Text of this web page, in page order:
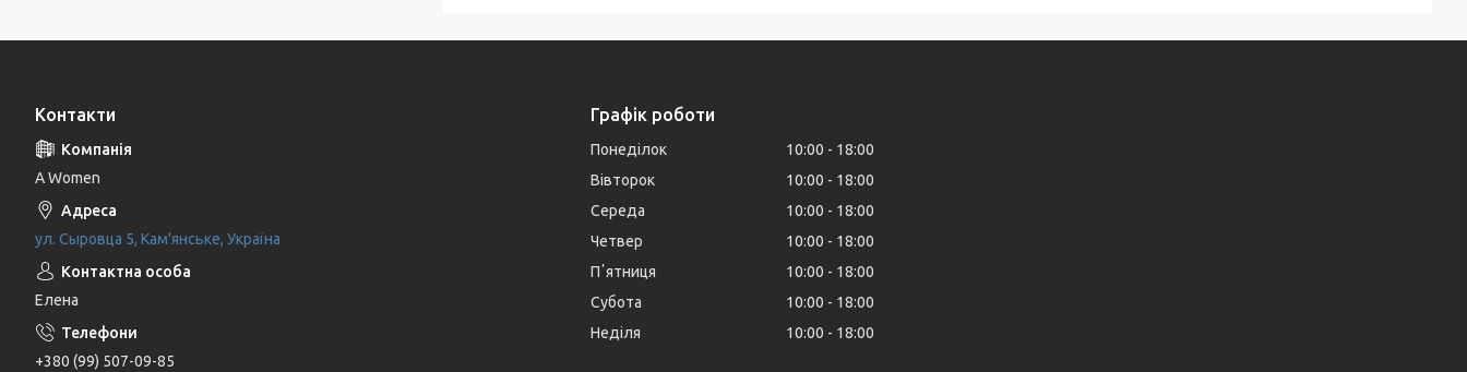
Контакти
A Women
ул. Сыровца 5, Кам'янське, Україна
Елена
+380 (99) 507-09-85
Графік роботи
Понеділок 10:00
18:00
Вівторок
10:00
18:00
Середа
10:00
18:00
Четвер
10:00
18:00
Пʼятниця
10:00
18:00
Субота
10:00
18:00
Неділя
10:00 18:00